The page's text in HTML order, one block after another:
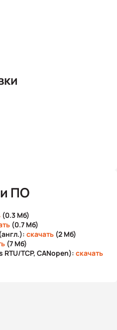
ПО
(0.3 Мб)
(0.7 Мб)
скачать (2 Мб)
(7 Мб)
TCP, CANopen): скачать